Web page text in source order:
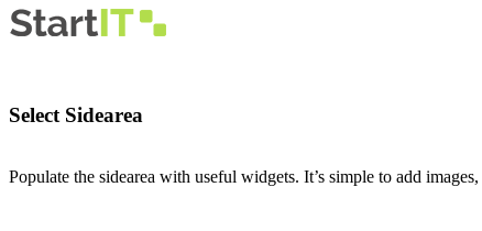
Select Sidearea
Populate the sidearea with useful widgets. It’s simple to add